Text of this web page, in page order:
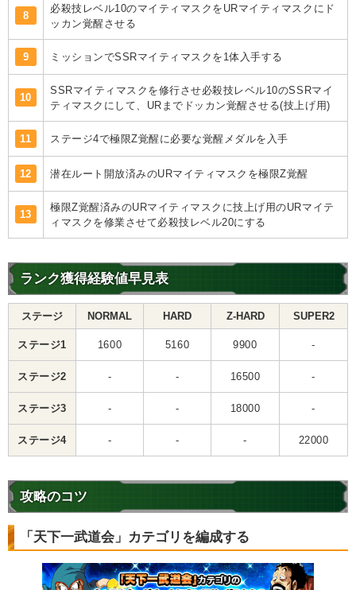
8
必殺技レベル10のマイティマスクをURマイティマスクにド
ッカン覚醒させる
9 ミッションでSSRマイティマスクを1体入手する
10
SSRマイティマスクを修行させ必殺技レベル10のSSRマイ
ティマスクにして、URまでドッカン覚醒させる(技上げ用)
11 ステージ4で極限Z覚醒に必要な覚醒メダルを入手
12 潜在ルート開放済みのURマイティマスクを極限Z覚醒
13
極限Z覚醒済みのURマイティマスクに技上げ用のURマイテ
ィマスクを修業させて必殺技レベル20にする
ランク獲得経験値早見表
ステージ NORMAL HARD Z-HARD SUPER2
ステージ1 1600 5160 9900 -
ステージ2 - - 16500 -
ステージ3 - - 18000 -
ステージ4 - - - 22000
攻略のコツ
「天下一武道会」カテゴリを編成する